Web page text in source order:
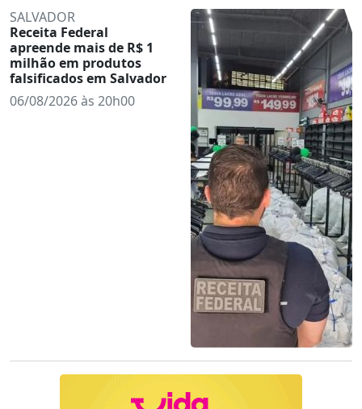
SALVADOR
Receita Federal
apreende mais de R$ 1
milhão em produtos
falsificados em Salvador
06/08/2026 às 20h00